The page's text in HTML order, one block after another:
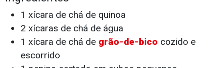
1 xícara de chá de quinoa
2 xícaras de chá de água
1 xícara de chá de grão-de-bico cozido e
escorrido